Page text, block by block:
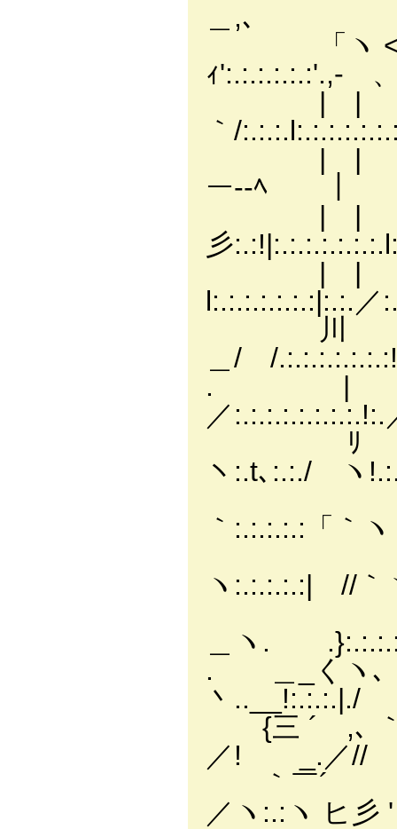
＿,､
「ヽ <
ｨ
| | ＼＼
｀/
| | ＼＼＼
ー--ﾍ ｜
| | > ＼
彡
| | .ﾘ
l:.:.:.:.:.:.:|:.:.
川
＿/ /
. | ハ＼
／:.:.:.:.:.:.:.:.!:.
ﾘ {ヽ
ヽ:.t､
｀:.:.:.:.:
ヽ
＿ヽ.
. ＿_く
丶
{三 ´ ,
／! ゝ_.／
｀￣´
／ヽ:.:ヽ ヒ彡